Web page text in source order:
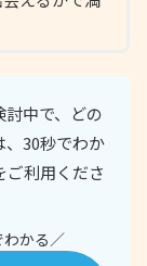
中で、どの
、30秒でわか
ご利用くださ
かる／